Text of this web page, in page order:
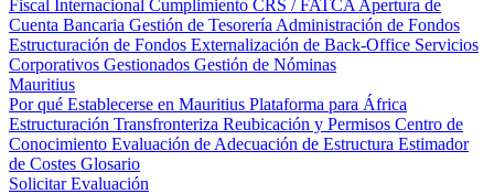
Fiscal Internacional Cumplimiento CRS / FATCA Apertura de
Cuenta Bancaria Gestión de Tesorería Administración de Fondos
Estructuración de Fondos Externalización de Back-Office Servicios
Corporativos Gestionados Gestión de Nóminas
Mauritius
Por qué Establecerse en Mauritius Plataforma para África
Estructuración Transfronteriza Reubicación y Permisos Centro de
Conocimiento Evaluación de Adecuación de Estructura Estimador
de Costes Glosario
Solicitar Evaluación